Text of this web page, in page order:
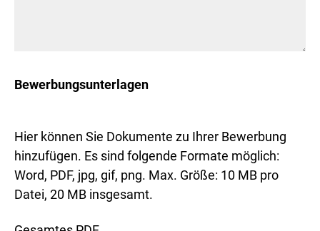
Bewerbungsunterlagen
Hier können Sie Dokumente zu Ihrer Bewerbung
hinzufügen. Es sind folgende Formate möglich:
Word, PDF, jpg, gif, png. Max. Größe: 10 MB pro
Datei, 20 MB insgesamt.